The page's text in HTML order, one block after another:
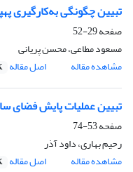
تبیین چگونگی به‌کارگیری
صفحه29-52
مسعود مطاعی، محسن پریانی
مشاهده مقاله
اصل مقاله
تبیین عملیات پایش فضای
صفحه53-74
رحیم بهاری، داود آذر
مشاهده مقاله
اصل مقاله